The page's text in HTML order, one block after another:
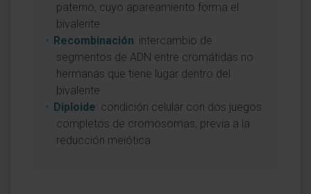
paterno, cuyo apareamiento forma el
bivalente.
Recombinación: intercambio de
segmentos de ADN entre cromátidas no
hermanas que tiene lugar dentro del
bivalente.
Diploide: condición celular con dos juegos
completos de cromosomas, previa a la
reducción meiótica.